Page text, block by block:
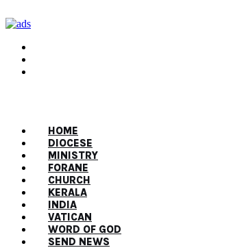
HOME
DIOCESE
MINISTRY
FORANE
CHURCH
KERALA
INDIA
VATICAN
WORD OF GOD
SEND NEWS